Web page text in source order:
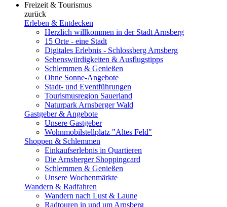
Freizeit & Tourismus
zurück
Erleben & Entdecken
Herzlich willkommen in der Stadt Arnsberg
15 Orte - eine Stadt
Digitales Erlebnis - Schlossberg Arnsberg
Sehenswürdigkeiten & Ausflugstipps
Schlemmen & Genießen
Ohne Sonne-Angebote
Stadt- und Eventführungen
Tourismusregion Sauerland
Naturpark Arnsberger Wald
Gastgeber & Angebote
Unsere Gastgeber
Wohnmobilstellplatz "Altes Feld"
Shoppen & Schlemmen
Einkaufserlebnis in Quartieren
Die Arnsberger Shoppingcard
Schlemmen & Genießen
Unsere Wochenmärkte
Wandern & Radfahren
Wandern nach Lust & Laune
Radtouren in und um Arnsberg